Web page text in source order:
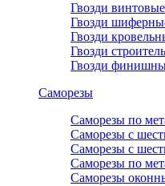
Гвозди винтовые
Гвозди
Гвозди
Гвозди
Гвозди
Саморезы
Саморезы по
Саморезы с
Саморезы с
Саморезы по
Саморезы